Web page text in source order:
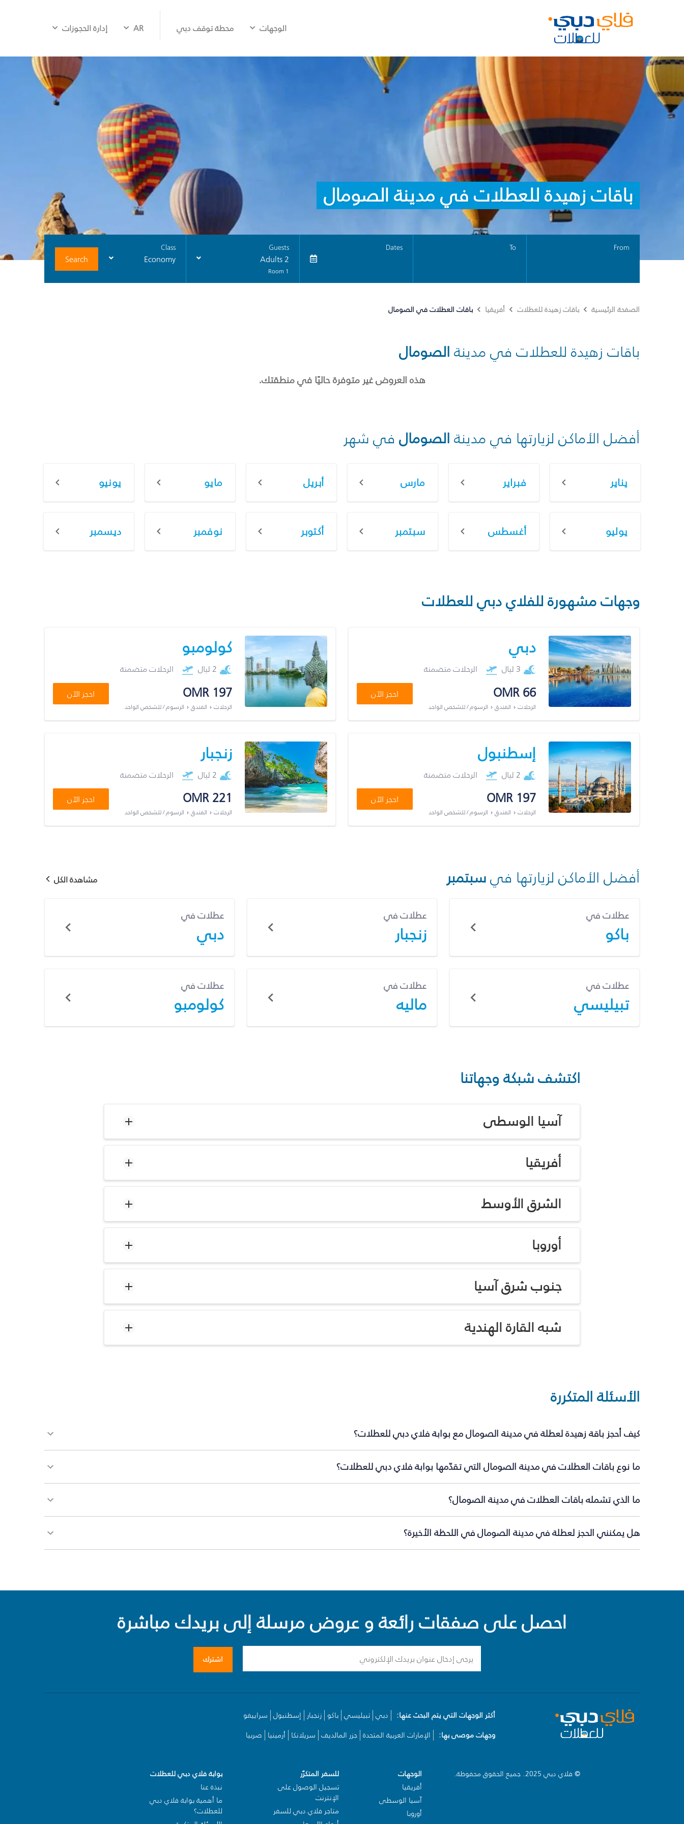
الوجهات محطة توقف دبي AR إدارة الحجوزات
باقات زهيدة للعطلات في مدينة الصومال
From
To
Dates
Guests
2 Adults
1 Room
Class
Economy
Search
الصفحة الرئيسية باقات زهيدة للعطلات أفريقيا باقات العطلات في الصومال
باقات زهيدة للعطلات في مدينة الصومال
هذه العروض غير متوفرة حاليًا في منطقتك.
أفضل الأماكن لزيارتها في مدينة الصومال في شهر
يناير فبراير مارس أبريل مايو يونيو
يوليو أغسطس سبتمبر أكتوبر نوفمبر ديسمبر
وجهات مشهورة للفلاي دبي للعطلات
دبي
3 ليال الرحلات متضمنة
OMR 66
الرحلات + الفندق + الرسوم / للشخص الواحد
احجز الآن
كولومبو
2 ليال الرحلات متضمنة
OMR 197
الرحلات + الفندق + الرسوم / للشخص الواحد
احجز الآن
إسطنبول
2 ليال الرحلات متضمنة
OMR 197
الرحلات + الفندق + الرسوم / للشخص الواحد
احجز الآن
زنجبار
2 ليال الرحلات متضمنة
OMR 221
الرحلات + الفندق + الرسوم / للشخص الواحد
احجز الآن
أفضل الأماكن لزيارتها فيسبتمبر مشاهدة الكل
عطلات في
باكو
عطلات في
زنجبار
عطلات في
دبي
عطلات في
تبيليسي
عطلات في
ماليه
عطلات في
كولومبو
اكتشف شبكة وجهاتنا
آسيا الوسطى
أفريقيا
الشرق الأوسط
أوروبا
جنوب شرق آسيا
شبه القارة الهندية
الأسئلة المتكررة
كيف أحجز باقة زهيدة لعطلة في مدينة الصومال مع بوابة فلاي دبي للعطلات؟
ما نوع باقات العطلات في مدينة الصومال التي تقدّمها بوابة فلاي دبي للعطلات؟
ما الذي تشمله باقات العطلات في مدينة الصومال؟
هل يمكنني الحجز لعطلة في مدينة الصومال في اللحظة الأخيرة؟
احصل على صفقات رائعة و عروض مرسلة إلى بريدك مباشرة
اشترك
أكثر الوجهات التي يتم البحث عنها: دبي تبيليسي باكو زنجبار إسطنبول سراييفو
وجهات موصى بها:
الإمارات العربية المتحدة جزر المالديف سريلانكا أرمينيا صربيا
© فلاي دبي 2025. جميع الحقوق محفوظة.
الوجهات
أفريقيا
آسيا الوسطى
أوروبا
للسفر المتكرّر
تسجيل الوصول على
الإنترنت
متاجر فلاي دبي للسفر
بوابة فلاي دبي للعطلات
نبذة عنا
ما أهمية بوابة فلاي دبي
للعطلات؟